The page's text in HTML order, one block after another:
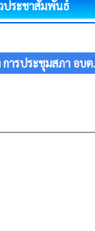
ประชาสัมพันธ์
ารประชุมสภา อบ